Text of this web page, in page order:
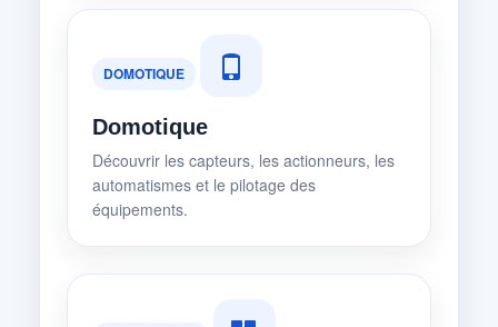
DOMOTIQUE
Domotique
Découvrir les capteurs, les actionneurs, les
automatismes et le pilotage des
équipements.